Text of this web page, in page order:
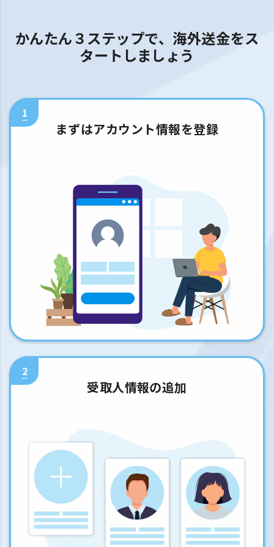
かんたん３ステップで、海外送金をス
タートしましょう
1
まずはアカウント情報を登録
2
受取人情報の追加